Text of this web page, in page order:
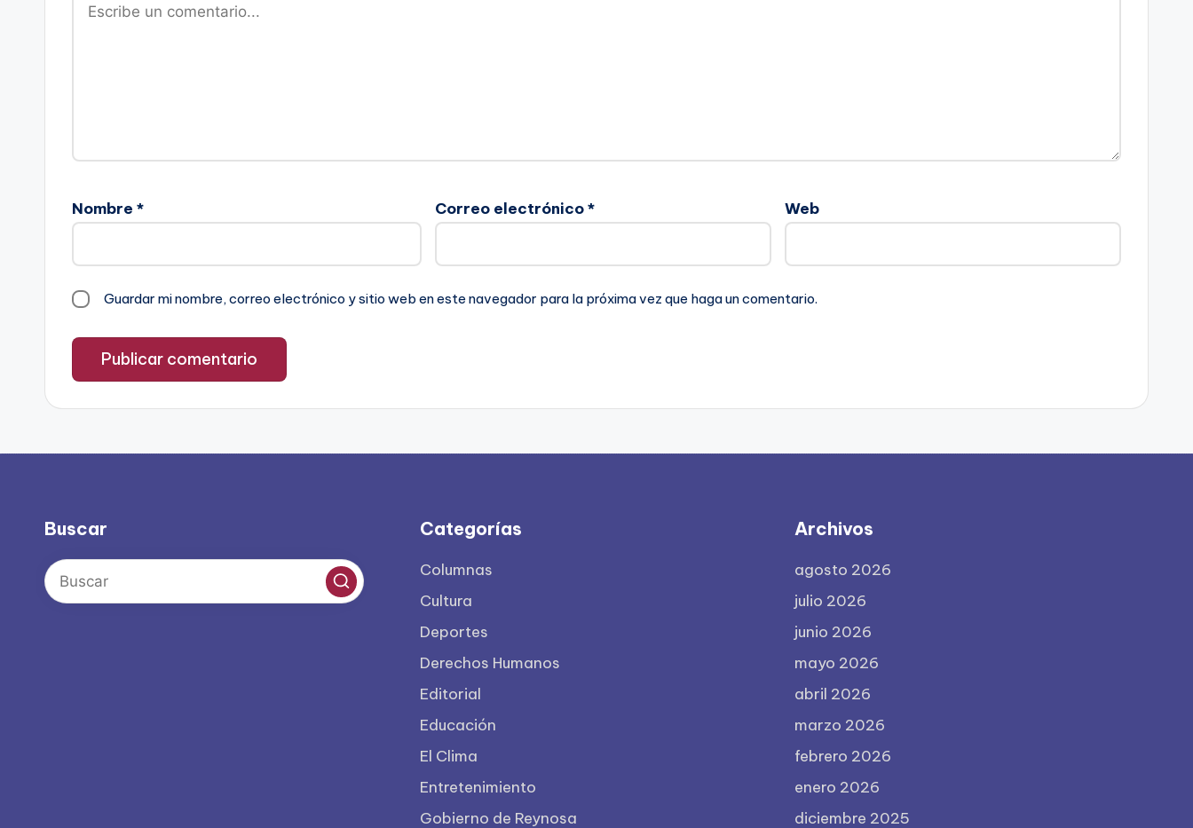
Nombre * Correo electrónico* Web
Guardar mi nombre, correo electrónico y sitio web en este navegador para la próxima vez que haga un comentario.
Buscar Categorías
Columnas
Cultura
Deportes
Derechos Humanos
Editorial
Educación
El Clima
Entretenimiento
Gobierno de Reynosa
Archivos
agosto 2026
julio 2026
junio 2026
mayo 2026
abril 2026
marzo 2026
febrero 2026
enero 2026
diciembre 2025